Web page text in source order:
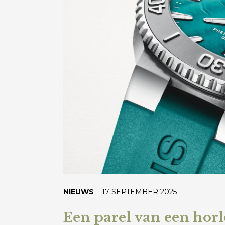
NIEUWS 17 SEPTEMBER 2025
Een parel van een